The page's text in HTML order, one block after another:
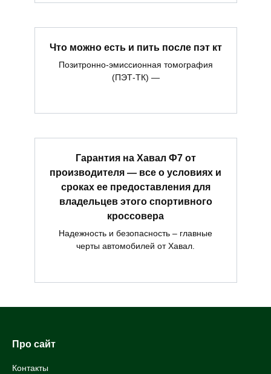
Что можно есть и пить после пэт кт
Позитронно-эмиссионная томография
(ПЭТ-ТК) —
Гарантия на Хавал Ф7 от
производителя — все о условиях и
сроках ее предоставления для
владельцев этого спортивного
кроссовера
Надежность и безопасность – главные
черты автомобилей от Хавал.
Про сайт
Контакты